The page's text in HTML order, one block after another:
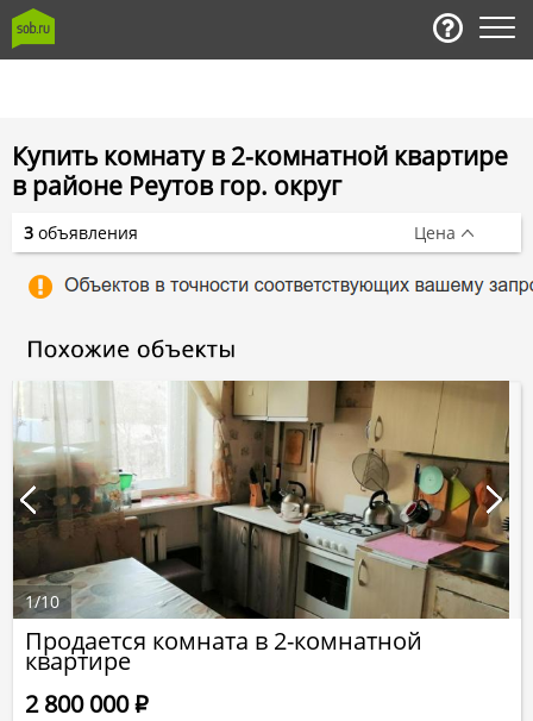
Купить комнату в 2-комнатной квартире
в районе Реутов гор. округ
Продается комната в 2-комнатной
квартире
2 800 000Р
1/10
3 объявления Цена